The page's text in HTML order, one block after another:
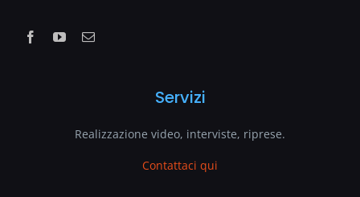
Servizi
Realizzazione video, interviste, riprese.
Contattaci qui